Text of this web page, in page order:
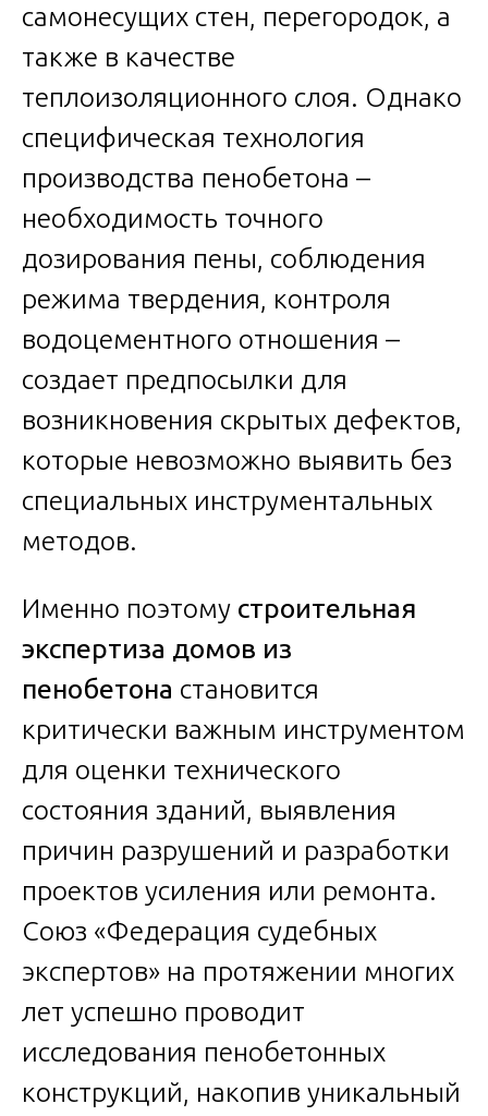
самонесущих стен, перегородок, а
также в качестве
теплоизоляционного слоя. Однако
специфическая технология
производства пенобетона –
необходимость точного
дозирования пены, соблюдения
режима твердения, контроля
водоцементного отношения –
создает предпосылки для
возникновения скрытых дефектов,
которые невозможно выявить без
специальных инструментальных
методов.
Именно поэтому строительная
экспертиза домов из
пенобетона становится
критически важным инструментом
для оценки технического
состояния зданий, выявления
причин разрушений и разработки
проектов усиления или ремонта.
Союз «Федерация судебных
экспертов» на протяжении многих
лет успешно проводит
исследования пенобетонных
конструкций, накопив уникальный